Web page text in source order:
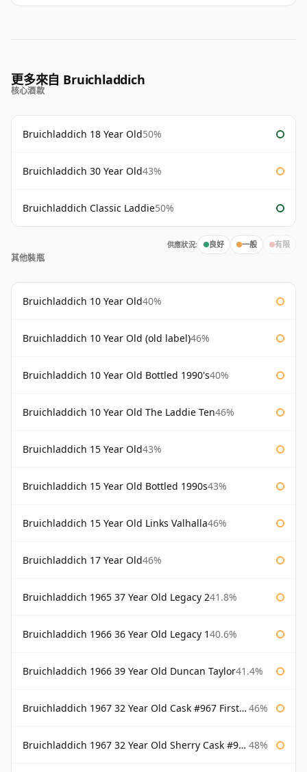
更多來自 Bruichladdich
核心酒款
Bruichladdich 18 Year Old50%
Bruichladdich 30 Year Old43%
Bruichladdich Classic Laddie50%
供應狀況: 良好 一般 有限
其他裝瓶
Bruichladdich 10 Year Old40%
Bruichladdich 10 Year Old (old label)46%
Bruichladdich 10 Year Old Bottled 1990's40%
Bruichladdich 10 Year Old The Laddie Ten46%
Bruichladdich 15 Year Old43%
Bruichladdich 15 Year Old Bottled 1990s43%
Bruichladdich 15 Year Old Links Valhalla46%
Bruichladdich 17 Year Old46%
Bruichladdich 1965 37 Year Old Legacy 241.8%
Bruichladdich 1966 36 Year Old Legacy 140.6%
Bruichladdich 1966 39 Year Old Duncan Taylor41.4%
Bruichladdich 1967 32 Year Old Cask #967 First Cask 46%
Bruichladdich 1967 32 Year Old Sherry Cask #968 Signatory Wooden Box 48%